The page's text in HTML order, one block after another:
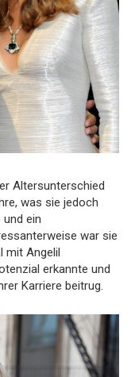
Altersunterschied
was sie jedoch
ein
war sie
mit Angelil
erkannte und
Karriere beitrug.